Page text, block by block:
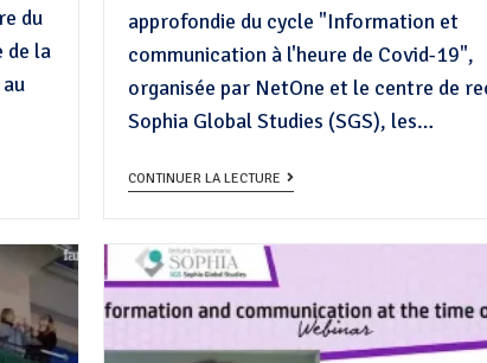
du
de la
approfondie du cycle "Information et
communication à l'heure de Covid-19",
organisée par NetOne et le centre de
Sophia Global Studies (SGS), les…
CONTINUER LA LECTURE